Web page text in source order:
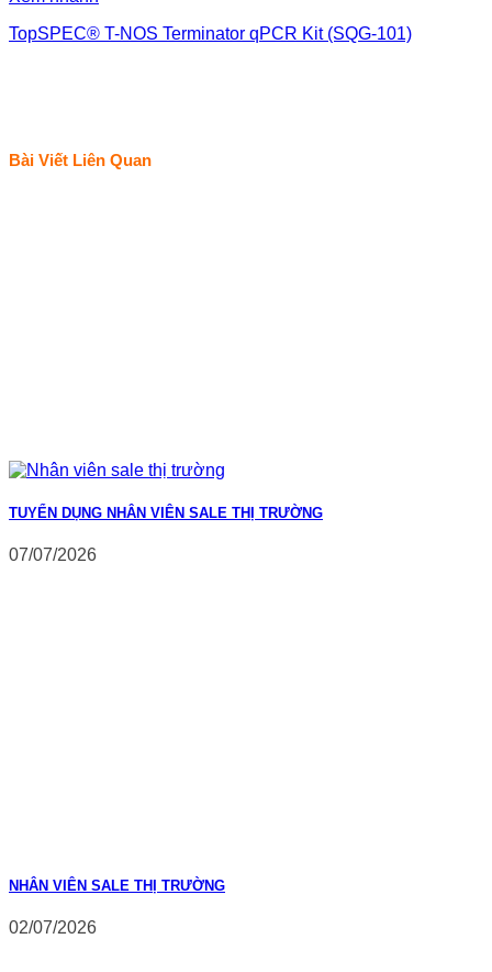
TopSPEC® T-NOS Terminator qPCR Kit (SQG-101)
Bài Viết Liên Quan
TUYỂN DỤNG NHÂN VIÊN SALE THỊ TRƯỜNG
07/07/2026
NHÂN VIÊN SALE THỊ TRƯỜNG
02/07/2026